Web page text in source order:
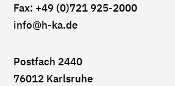
Fax: +49 (0)721 925-2000
info@h-ka.de
Postfach 2440
76012 Karlsruhe